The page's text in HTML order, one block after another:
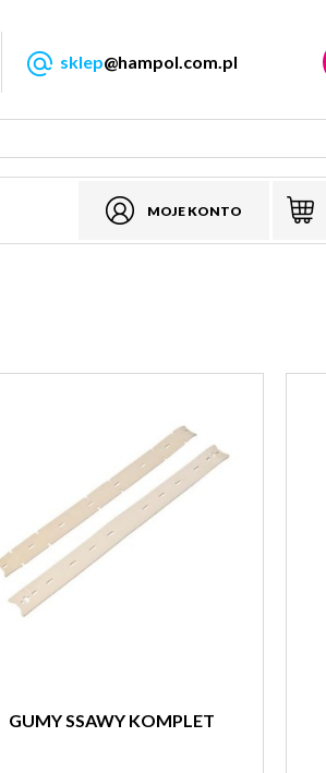
MOJE KONTO
sklep@hampol.com.pl
GUMY SSAWY KOMPLET